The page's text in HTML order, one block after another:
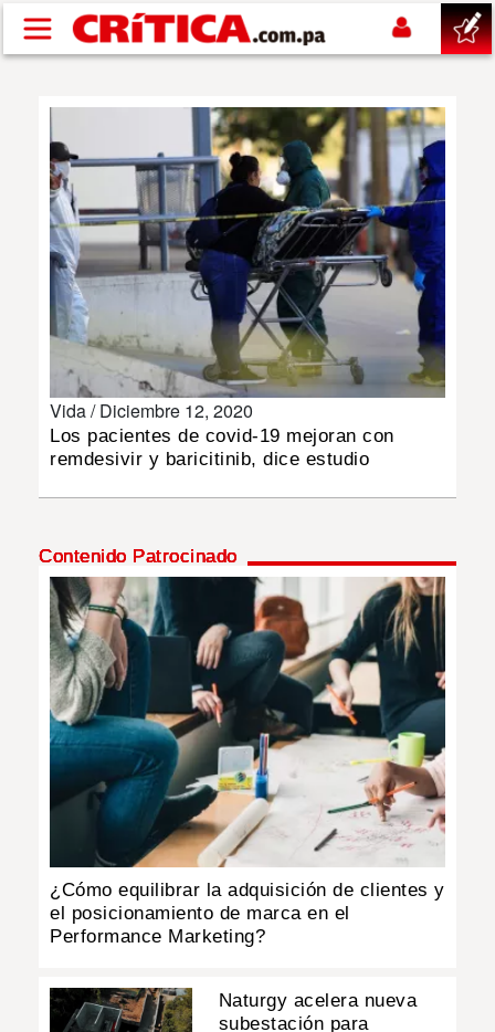
Pasar al contenido principal
SUCESOS
NACIONAL
POLÍTICA
DEPORTES
MULTIMEDIA
IMPRESO
Vida /Diciembre 12, 2020
Los pacientes de covid-19 mejoran con
remdesivir y baricitinib, dice estudio
Contenido Patrocinado
¿Cómo equilibrar la adquisición de clientes y
el posicionamiento de marca en el
Performance Marketing?
Naturgy acelera nueva
subestación para